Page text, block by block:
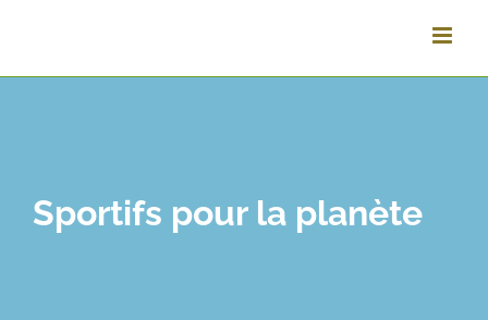
contenu
Sportifs pour la planète